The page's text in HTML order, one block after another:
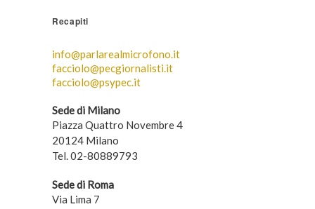
Recapiti
info@parlarealmicrofono.it
facciolo@pecgiornalisti.it
facciolo@psypec.it
Sede di Milano
Piazza Quattro Novembre 4
20124 Milano
Tel. 02-80889793
Sede di Roma
Via Lima 7